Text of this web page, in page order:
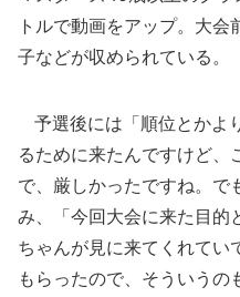
トルで動画をアップ。大
子などが収められている。
予選後には「順位とかよ
るために来たんですけど、
で、厳しかったですね。で
み、「今回大会に来た目的
ちゃんが見に来てくれてい
もらったので、そういうの